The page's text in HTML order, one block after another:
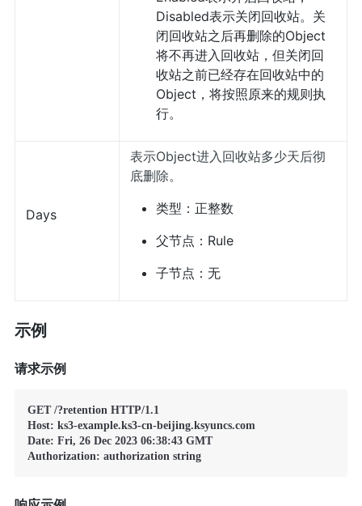
Disabled表示关闭回收站。关
闭回收站之后再删除的Object
将不再进入回收站，但关闭回
收站之前已经存在回收站中的
Object，将按照原来的规则执
行。
Days
表示Object进入回收站多少天后彻
底删除。
类型：正整数
父节点：Rule
子节点：无
示例
请求示例
GET /?retention HTTP/1.1
Host: ks3-example.ks3-cn-beijing.ksyuncs.com
Date: Fri, 26 Dec 2023 06:38:43 GMT
Authorization: authorization string